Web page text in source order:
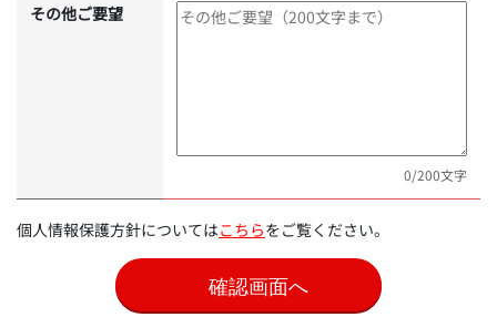
その他ご要望
0/200文字
個人情報保護方針についてはこちらをご覧ください。